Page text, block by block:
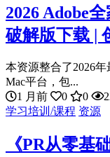
2026 Adobe
破解版下载 |
本资源整合了2026
Mac平台，包...
1 月前
0 0
学习培训/课程 资源
《PR从零基